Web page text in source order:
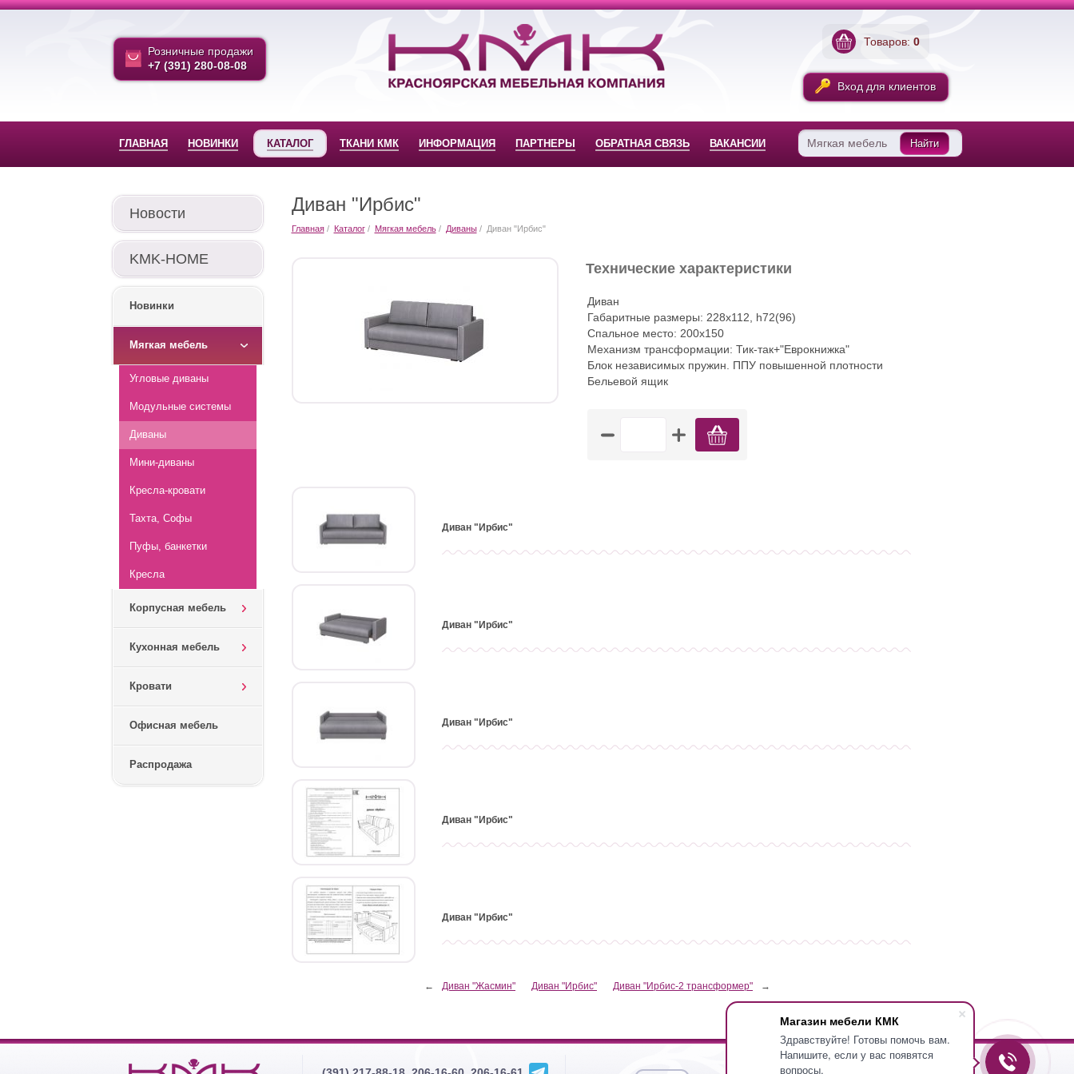
Магазин мебели КМК
Здравствуйте! Готовы помочь вам.
Напишите, если у вас появятся
вопросы.
Розничные продажи
+7 (391) 280-08-08
Товаров: 0
Вход для клиентов
ГЛАВНАЯ НОВИНКИ КАТАЛОГ ТКАНИ КМК ИНФОРМАЦИЯ ПАРТНЕРЫ ОБРАТНАЯ СВЯЗЬ ВАКАНСИИ Найти
Новости
KMK-HOME
Новинки
Мягкая мебель
Угловые диваны
Модульные системы
Диваны
Мини-диваны
Кресла-кровати
Тахта, Софы
Пуфы, банкетки
Кресла
Корпусная мебель
Кухонная мебель
Кровати
Офисная мебель
Распродажа
Диван "Ирбис"
Главная Каталог Мягкая мебель Диваны Диван "Ирбис"
Технические характеристики
Диван
Габаритные размеры: 228х112, h72(96)
Спальное место: 200х150
Механизм трансформации: Тик-так+"Еврокнижка"
Блок независимых пружин. ППУ повышенной плотности
Бельевой ящик
Диван "Ирбис"
Диван "Ирбис"
Диван "Ирбис"
Диван "Ирбис"
Диван "Ирбис"
← Диван "Жасмин" Диван "Ирбис" Диван "Ирбис-2 трансформер" →